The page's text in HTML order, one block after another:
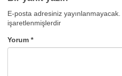
E-posta adresiniz yayınlanmayacak.
işaretlenmişlerdir
Yorum *